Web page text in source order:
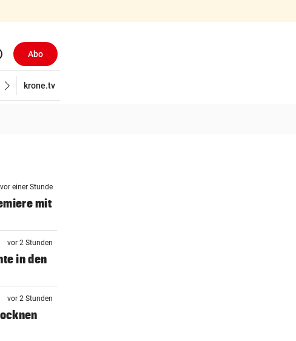
Abo
Wirtschaft
krone.tv
vor einer Stunde
mit
vor 2 Stunden
in den
vor 2 Stunden